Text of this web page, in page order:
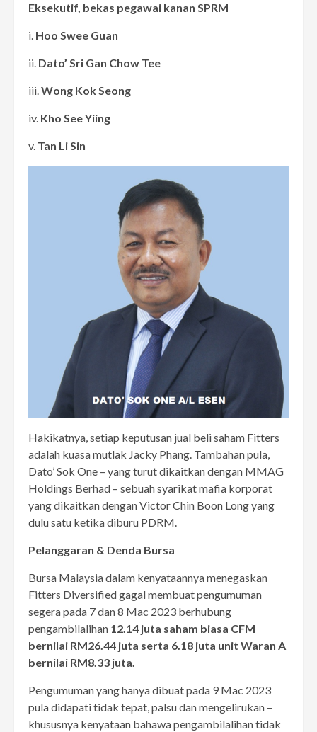
Eksekutif, bekas pegawai kanan SPRM
i. Hoo Swee Guan
ii. Dato’ Sri Gan Chow Tee
iii.Wong Kok Seong
iv. Kho See Yiing
v. Tan Li Sin
Hakikatnya, setiap keputusan jual beli saham Fitters
adalah kuasa mutlak Jacky Phang. Tambahan pula,
Dato’ Sok One – yang turut dikaitkan dengan MMAG
Holdings Berhad – sebuah syarikat mafia korporat
yang dikaitkan dengan Victor Chin Boon Long yang
dulu satu ketika diburu PDRM.
Pelanggaran & Denda Bursa
Bursa Malaysia dalam kenyataannya menegaskan
Fitters Diversified gagal membuat pengumuman
segera pada 7 dan 8 Mac 2023 berhubung
pengambilalihan 12.14 juta saham biasa CFM
bernilai RM26.44 juta serta 6.18 juta unit Waran A
bernilai RM8.33 juta.
Pengumuman yang hanya dibuat pada 9 Mac 2023
pula didapati tidak tepat, palsu dan mengelirukan –
khususnya kenyataan bahawa pengambilalihan tidak